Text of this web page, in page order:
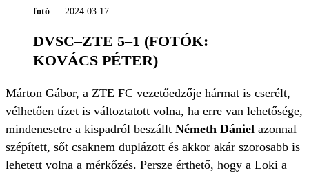
fotó 2024.03.17.
DVSC–ZTE 5–1 (FOTÓK:
KOVÁCS PÉTER)
Márton Gábor, a ZTE FC vezetőedzője hármat is cserélt,
vélhetően tízet is változtatott volna, ha erre van lehetősége,
mindenesetre a kispadról beszállt Németh Dániel azonnal
szépített, sőt csaknem duplázott és akkor akár szorosabb is
lehetett volna a mérkőzés. Persze érthető, hogy a Loki a